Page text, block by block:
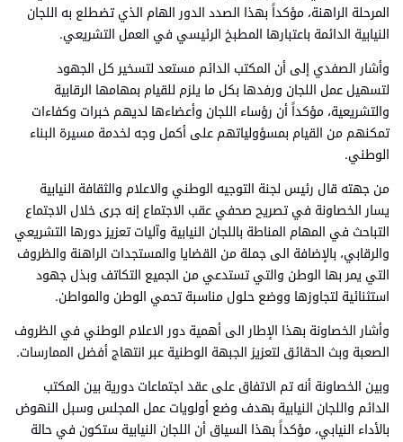
المرحلة الراهنة، مؤكداً بهذا الصدد الدور الهام الذي تضطلع به اللجان
النيابية الدائمة باعتبارها المطبخ الرئيسي في العمل التشريعي.
وأشار الصفدي إلى أن المكتب الدائم مستعد لتسخير كل الجهود
لتسهيل عمل اللجان ورفدها بكل ما يلزم للقيام بمهامها الرقابية
والتشريعية، مؤكداً أن رؤساء اللجان وأعضاءها لديهم خبرات وكفاءات
تمكنهم من القيام بمسؤولياتهم على أكمل وجه لخدمة مسيرة البناء
الوطني.
من جهته قال رئيس لجنة التوجيه الوطني والاعلام والثقافة النيابية
يسار الخصاونة في تصريح صحفي عقب الاجتماع إنه جرى خلال الاجتماع
التباحث في المهام المناطة باللجان النيابية وآليات تعزيز دورها التشريعي
والرقابي، بالإضافة الى جملة من القضايا والمستجدات الراهنة والظروف
التي يمر بها الوطن والتي تستدعي من الجميع التكاتف وبذل جهود
استثنائية لتجاوزها ووضع حلول مناسبة تحمي الوطن والمواطن.
وأشار الخصاونة بهذا الإطار الى أهمية دور الاعلام الوطني في الظروف
الصعبة وبث الحقائق لتعزيز الجبهة الوطنية عبر انتهاج أفضل الممارسات.
وبين الخصاونة أنه تم الاتفاق على عقد اجتماعات دورية بين المكتب
الدائم واللجان النيابية بهدف وضع أولويات عمل المجلس وسبل النهوض
بالأداء النيابي، مؤكداً بهذا السياق أن اللجان النيابية ستكون في حالة